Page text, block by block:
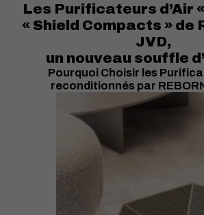
Les Purificateurs d’Air
« Shield Compacts » de
JVD,
un nouveau souffle
Pourquoi Choisir les
reconditionnés par